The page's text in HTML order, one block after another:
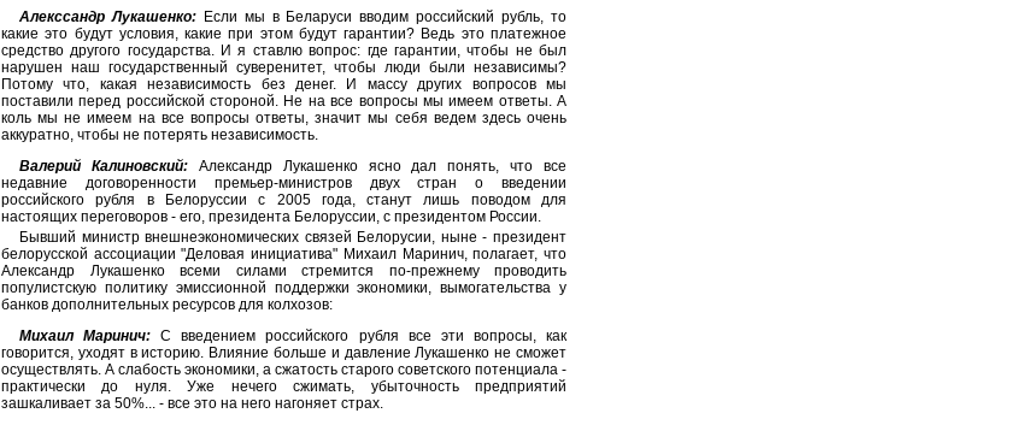
Алекссандр Лукашенко:Если мы в Беларуси вводим российский рубль, то
какие это будут условия, какие при этом будут гарантии? Ведь это платежное
средство другого государства. И я ставлю вопрос: где гарантии, чтобы не был
нарушен наш государственный суверенитет, чтобы люди были независимы?
Потому что, какая независимость без денег. И массу других вопросов мы
поставили перед российской стороной. Не на все вопросы мы имеем ответы. А
коль мы не имеем на все вопросы ответы, значит мы себя ведем здесь очень
аккуратно, чтобы не потерять независимость.
Валерий Калиновский:Александр Лукашенко ясно дал понять, что все
недавние договоренности премьер-министров двух стран о введении
российского рубля в Белоруссии с 2005 года, станут лишь поводом для
настоящих переговоров - его, президента Белоруссии, с президентом России.
Бывший министр внешнеэкономических связей Белорусии, ныне - президент
белорусской ассоциации "Деловая инициатива" Михаил Маринич, полагает, что
Александр Лукашенко всеми силами стремится по-прежнему проводить
популистскую политику эмиссионной поддержки экономики, вымогательства у
банков дополнительных ресурсов для колхозов:
Михаил Маринич:С введением российского рубля все эти вопросы, как
говорится, уходят в историю. Влияние больше и давление Лукашенко не сможет
осуществлять. А слабость экономики, а сжатость старого советского потенциала -
практически до нуля. Уже нечего сжимать, убыточность предприятий
зашкаливает за 50%... - все это на него нагоняет страх.